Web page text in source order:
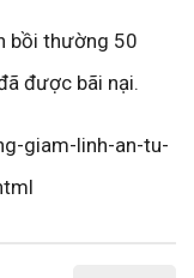
bồi thường 50
được bãi nại.
giam-linh-an-tu-